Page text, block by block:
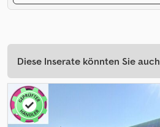
Diese Inserate könnten Sie